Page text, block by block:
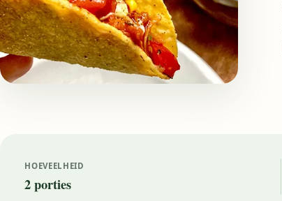
HOEVEELHEID
2 porties